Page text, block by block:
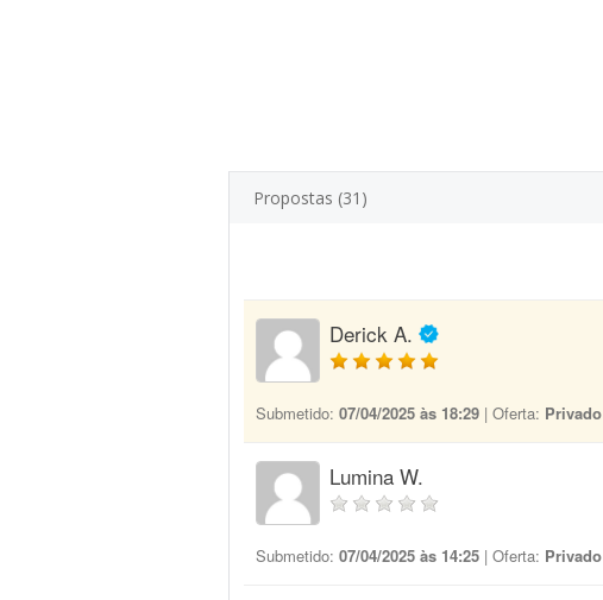
Propostas (31)
Derick A.
Submetido: 07/04/2025 às 18:29 | Oferta: Privado
Lumina W.
Submetido: 07/04/2025 às 14:25 | Oferta: Privado